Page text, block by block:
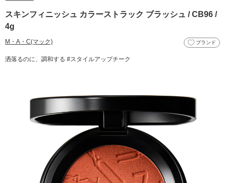
スキンフィニッシュ カラーストラック ブラッシュ / CB96 /
4g
M・A・C(マック) ブランド
洒落るのに、調和する #スタイルアップチーク